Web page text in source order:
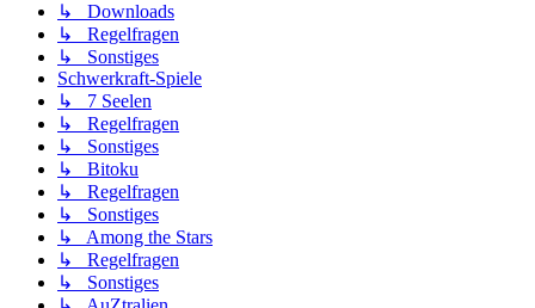
↳ Downloads
↳ Regelfragen
↳ Sonstiges
Schwerkraft-Spiele
↳ 7 Seelen
↳ Regelfragen
↳ Sonstiges
↳ Bitoku
↳ Regelfragen
↳ Sonstiges
↳ Among the Stars
↳ Regelfragen
↳ Sonstiges